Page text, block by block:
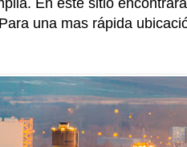
En este sitio
una mas rápida